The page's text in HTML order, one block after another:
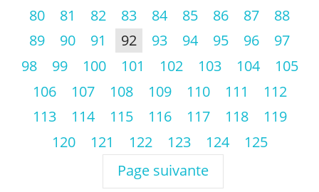
80
81 82 83 84 85 86 87
88
89
90 91 92 93 94 95 96
97
98
99 100 101 102 103 104
105
106
107 108 109 110 111
112
113
114 115 116 117 118
119
120
121 122 123 124
125
Page suivante